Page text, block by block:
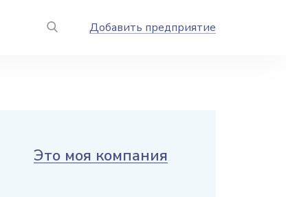
Добавить предприятие
Это моя компания